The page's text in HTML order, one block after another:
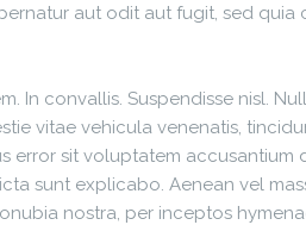
aut odit aut fugit, sed
In convallis. Suspendisse nisl.
vitae vehicula venenatis,
error sit voluptatem
sunt explicabo. Aenean vel
nostra, per inceptos